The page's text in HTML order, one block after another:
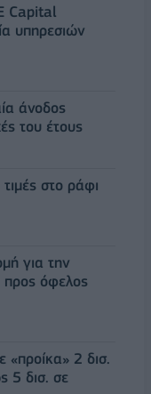
Capital
υπηρεσιών
άνοδος
του έτους
στο ράφι
για την
προς όφελος
«προίκα» 2 δισ.
5 δισ. σε